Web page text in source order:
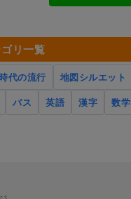
リ一覧
代の流行 地図シルエット
バス
英語 漢字 数学